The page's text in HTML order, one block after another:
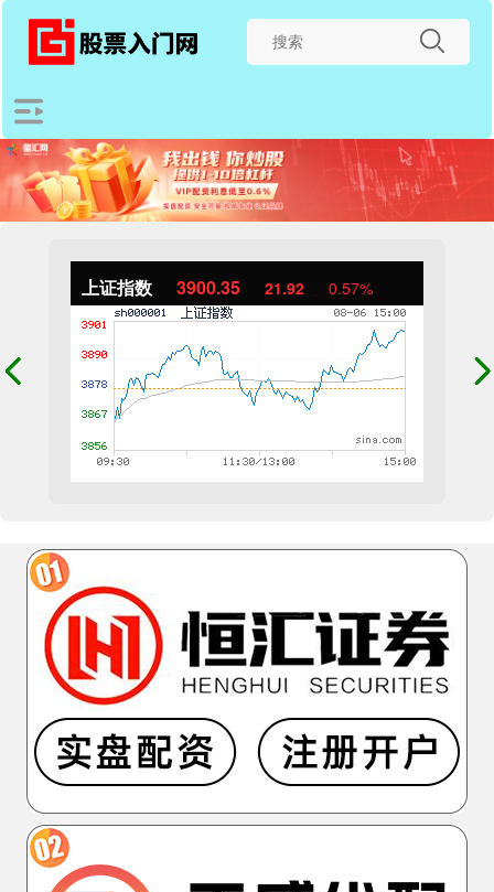
上证指数 3900.35 21.92 0.57%